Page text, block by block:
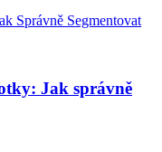
Jak správně